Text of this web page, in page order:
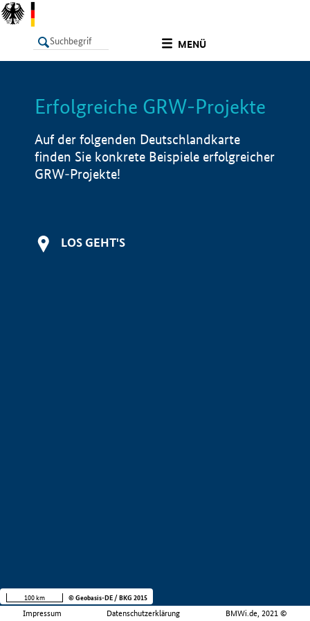
MENÜ
LISTE Info
Erfolgreiche GRW-Projekte
Auf der folgenden Deutschlandkarte
finden Sie konkrete Beispiele erfolgreicher
GRW-Projekte!
LOS GEHT'S
Impressum Datenschutzerklärung BMWi.de, 2021 ©
100 km © Geobasis-DE / BKG 2015